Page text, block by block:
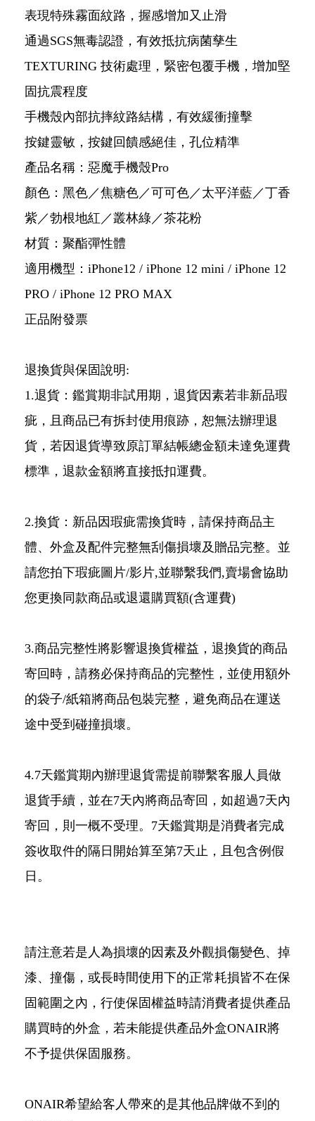
表現特殊霧面紋路，握感增加又止滑
通過SGS無毒認證，有效抵抗病菌孳生
TEXTURING 技術處理，緊密包覆手機，增加堅
固抗震程度
手機殼內部抗摔紋路結構，有效緩衝撞擊
按鍵靈敏，按鍵回饋感絕佳，孔位精準
產品名稱：惡魔手機殼Pro
顏色：黑色／焦糖色／可可色／太平洋藍／丁香
紫／勃根地紅／叢林綠／茶花粉
材質：聚酯彈性體
適用機型：iPhone12 / iPhone 12 mini / iPhone 12
PRO / iPhone 12 PRO MAX
正品附發票
退換貨與保固說明:
1.退貨：鑑賞期非試用期，退貨因素若非新品瑕
疵，且商品已有拆封使用痕跡，恕無法辦理退
貨，若因退貨導致原訂單結帳總金額未達免運費
標準，退款金額將直接抵扣運費。
2.換貨：新品因瑕疵需換貨時，請保持商品主
體、外盒及配件完整無刮傷損壞及贈品完整。並
請您拍下瑕疵圖片/影片,並聯繫我們,賣場會協助
您更換同款商品或退還購買額(含運費)
3.商品完整性將影響退換貨權益，退換貨的商品
寄回時，請務必保持商品的完整性，並使用額外
的袋子/紙箱將商品包裝完整，避免商品在運送
途中受到碰撞損壞。
4.7天鑑賞期內辦理退貨需提前聯繫客服人員做
退貨手續，並在7天內將商品寄回，如超過7天內
寄回，則一概不受理。7天鑑賞期是消費者完成
簽收取件的隔日開始算至第7天止，且包含例假
日。
請注意若是人為損壞的因素及外觀損傷變色、掉
漆、撞傷，或長時間使用下的正常耗損皆不在保
固範圍之內，行使保固權益時請消費者提供產品
購買時的外盒，若未能提供產品外盒ONAIR將
不予提供保固服務。
ONAIR希望給客人帶來的是其他品牌做不到的